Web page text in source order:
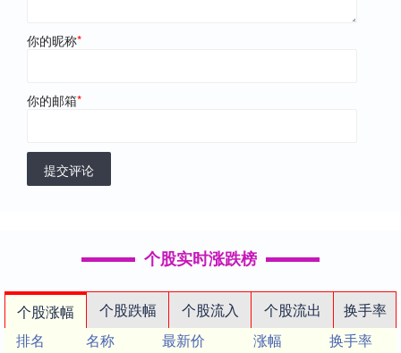
你的昵称*
你的邮箱*
提交评论
个股实时涨跌榜
个股涨幅 个股跌幅 个股流入 个股流出
换手率
排名
名称 最新价 涨幅
换手率